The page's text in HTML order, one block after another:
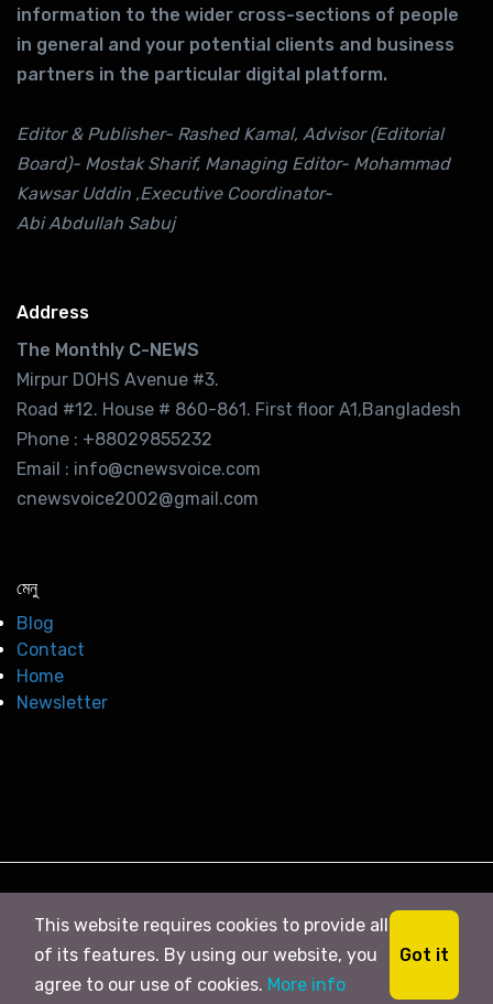
information to the wider cross-sections of people
in general and your potential clients and business
partners in the particular digital platform.
Editor & Publisher- Rashed Kamal, Advisor (Editorial
Board)- Mostak Sharif, Managing Editor- Mohammad
Kawsar Uddin ,Executive Coordinator-
Abi Abdullah Sabuj
Address
The Monthly C-NEWS
Mirpur DOHS Avenue #3.
Road #12. House # 860-861. First floor A1,Bangladesh
Phone : +88029855232
Email : info@cnewsvoice.com
cnewsvoice2002@gmail.com
মেনু
Blog
Contact
Home
Newsletter
© 2026 সি নিউজ . All right Reserved
This website requires cookies to provide all
of its features. By using our website, you
agree to our use of cookies. More info
Got it